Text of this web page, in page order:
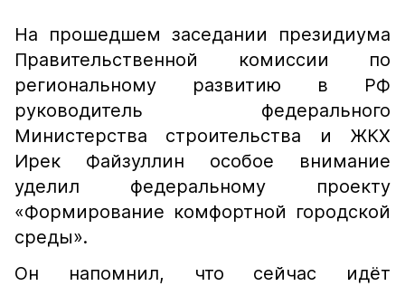
На прошедшем заседании президиума
Правительственной комиссии по
региональному развитию в РФ
руководитель федерального
Министерства строительства и ЖКХ
Ирек Файзуллин особое внимание
уделил федеральному проекту
«Формирование комфортной городской
среды».
Он напомнил, что сейчас идёт